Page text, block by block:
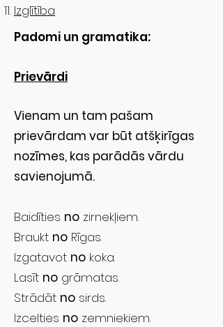
Izglītība
Padomi un gramatika:
Prievārdi
Vienam un tam pašam
prievārdam var būt atšķirīgas
nozīmes, kas parādās vārdu
savienojumā.
Baidīties no zirnekļiem.
Braukt no Rīgas.
Izgatavot no koka.
Lasīt no grāmatas.
Strādāt no sirds.
Izcelties no zemniekiem.